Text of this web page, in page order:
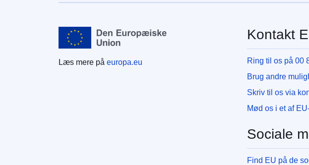
Læs mere på europa.eu
Kontakt
Ring til os på 00
Brug andre
Skriv til os via
Mød os i et af
Sociale
Find EU på de